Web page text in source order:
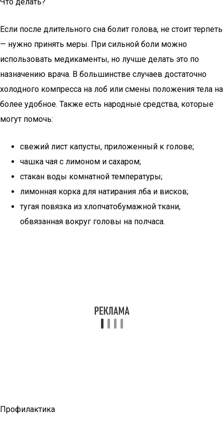
Если после длительного сна болит голова, не стоит терпеть
— нужно принять меры. При сильной боли можно
использовать медикаменты, но лучше делать это по
назначению врача. В большинстве случаев достаточно
холодного компресса на лоб или смены положения тела на
более удобное. Также есть народные средства, которые
могут помочь:
свежий лист капусты, приложенный к голове;
чашка чая с лимоном и сахаром;
стакан воды комнатной температуры;
лимонная корка для натирания лба и висков;
тугая повязка из хлопчатобумажной ткани,
обвязанная вокруг головы на полчаса.
Профилактика